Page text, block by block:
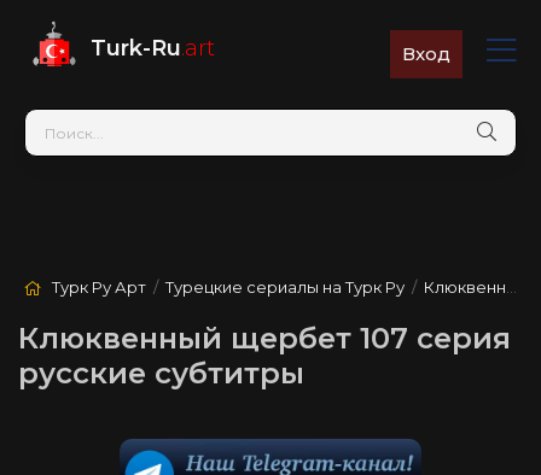
Turk-Ru.art Вход
Турк Ру Арт /Турецкие сериалы на Турк Ру / Клюквенный щербет
Клюквенный щербет 107 серия
русские субтитры